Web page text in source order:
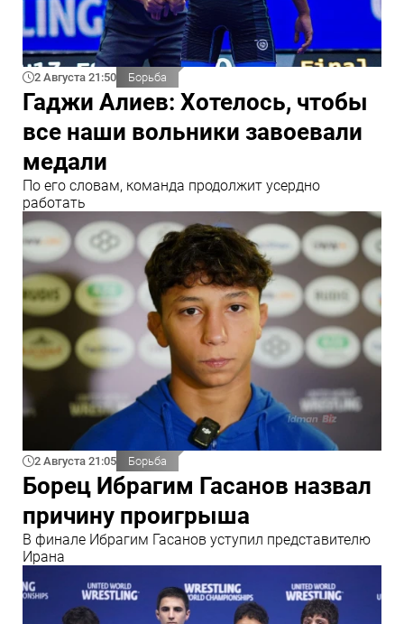
2 Августа 21:50 Борьба
Гаджи Алиев: Хотелось, чтобы
все наши вольники завоевали
медали
По его словам, команда продолжит усердно
работать
2 Августа 21:05 Борьба
Борец Ибрагим Гасанов назвал
причину проигрыша
В финале Ибрагим Гасанов уступил представителю
Ирана